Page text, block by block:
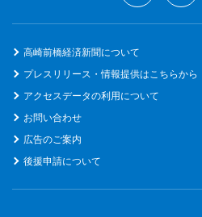
高崎前橋経済新聞について
プレスリリース・情報提供はこちらから
アクセスデータの利用について
お問い合わせ
広告のご案内
後援申請について